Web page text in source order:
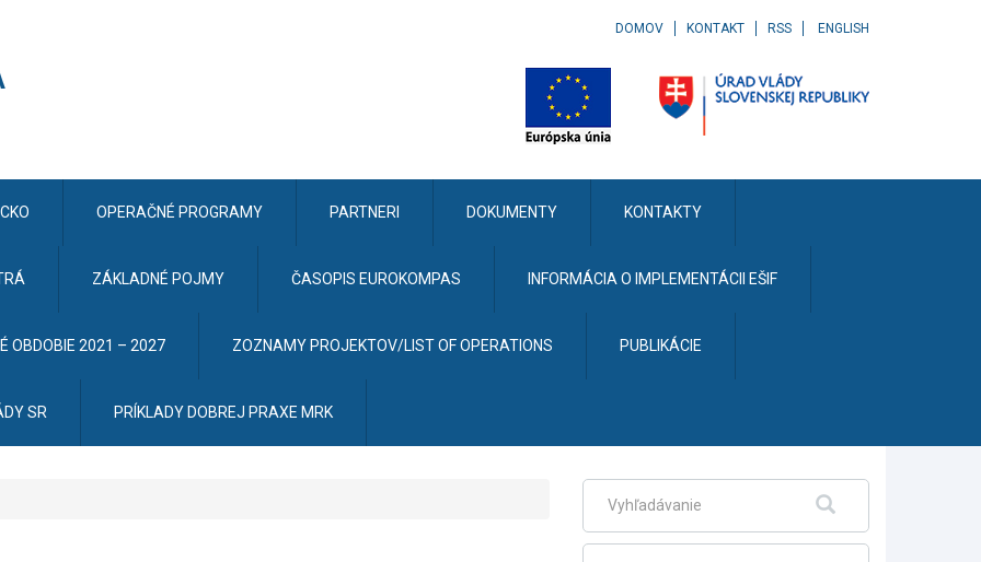
DOMOV KONTAKT RSS ENGLISH
CKO OPERAČNÉ PROGRAMY PARTNERI DOKUMENTY KONTAKTY
ZÁKLADNÉ POJMY ČASOPIS EUROKOMPAS INFORMÁCIA O IMPLEMENTÁCII EŠIF
OBDOBIE 2021 – 2027 ZOZNAMY PROJEKTOV/LIST OF OPERATIONS PUBLIKÁCIE
SR PRÍKLADY DOBREJ PRAXE MRK
Fulltextové